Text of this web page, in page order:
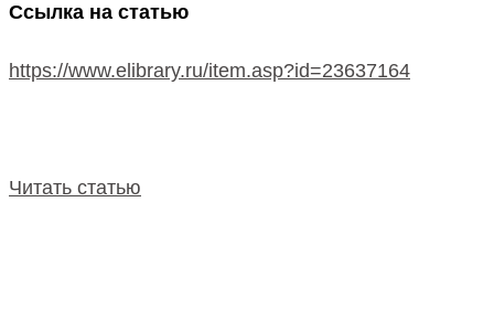
Ссылка на статью
https://www.elibrary.ru/item.asp?id=23637164
Читать статью